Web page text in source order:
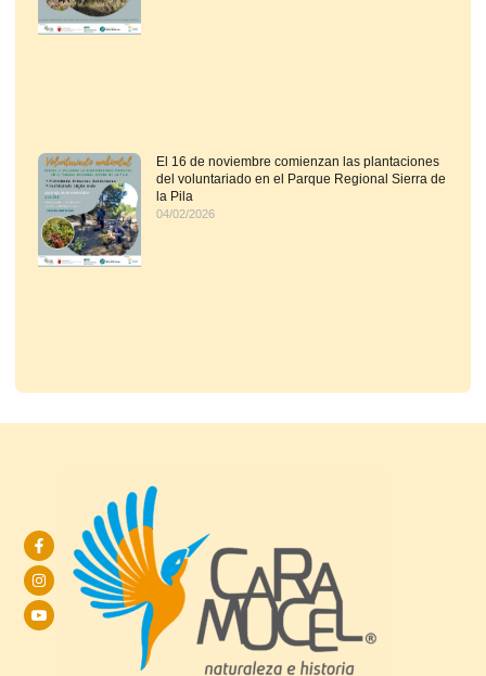
El 16 de noviembre comienzan las plantaciones
del voluntariado en el Parque Regional Sierra de
la Pila
04/02/2026